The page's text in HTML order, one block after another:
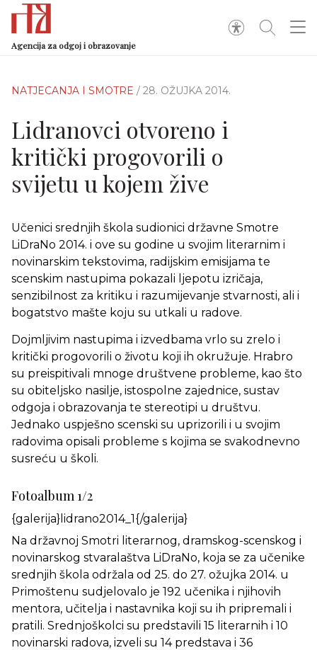
Agencija za odgoj i obrazovanje
NATJECANJA I SMOTRE / 28. OŽUJKA 2014.
Lidranovci otvoreno i
kritički progovorili o
svijetu u kojem žive
Učenici srednjih škola sudionici državne Smotre
LiDraNo 2014. i ove su godine u svojim literarnim i
novinarskim tekstovima, radijskim emisijama te
scenskim nastupima pokazali ljepotu izričaja,
senzibilnost za kritiku i razumijevanje stvarnosti, ali i
bogatstvo mašte koju su utkali u radove.
Dojmljivim nastupima i izvedbama vrlo su zrelo i
kritički progovorili o životu koji ih okružuje. Hrabro
su preispitivali mnoge društvene probleme, kao što
su obiteljsko nasilje, istospolne zajednice, sustav
odgoja i obrazovanja te stereotipi u društvu.
Jednako uspješno scenski su uprizorili i u svojim
radovima opisali probleme s kojima se svakodnevno
susreću u školi.
Fotoalbum 1/2
{galerija}lidrano2014_1{/galerija}
Na državnoj Smotri literarnog, dramskog-scenskog i
novinarskog stvaralaštva LiDraNo, koja se za učenike
srednjih škola održala od 25. do 27. ožujka 2014. u
Primoštenu sudjelovalo je 192 učenika i njihovih
mentora, učitelja i nastavnika koji su ih pripremali i
pratili. Srednjoškolci su predstavili 15 literarnih i 10
novinarski radova, izveli su 14 predstava i 36